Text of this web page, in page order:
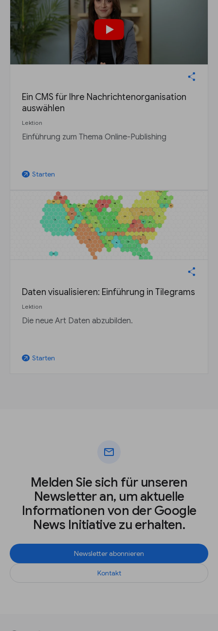
Ein CMS für Ihre Nachrichtenorganisation
auswählen
Lektion
Einführung zum Thema Online-Publishing
arrow_outward Starten
Daten visualisieren: Einführung in Tilegrams
Lektion
Die neue Art Daten abzubilden.
arrow_outward Starten
mail
Melden Sie sich für unseren
Newsletter an, um aktuelle
Informationen von der Google
News Initiative zu erhalten.
Newsletter abonnieren
Kontakt